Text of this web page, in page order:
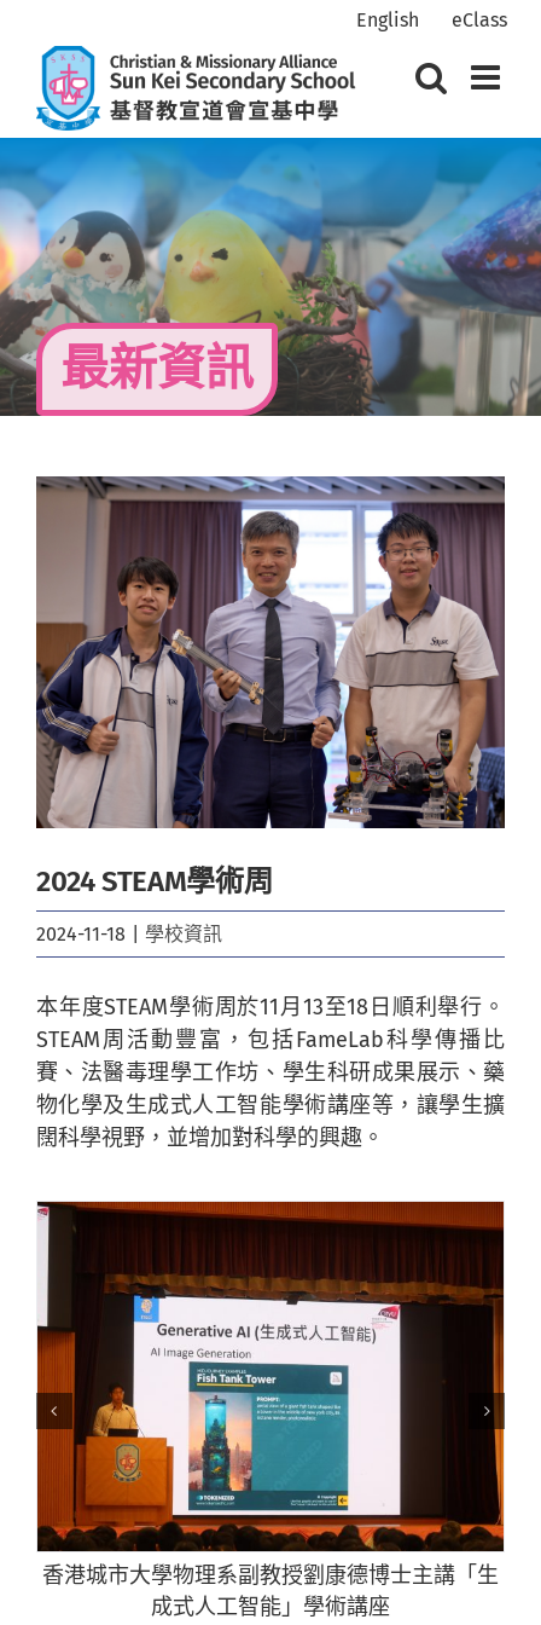
content
English eClass
最新資訊
View
2024 STEAM學術周
2024-11-18 學校資訊
本年度STEAM學術周於11月13至18日順利舉行。
STEAM周活動豐富，包括FameLab科學傳播比
賽、法醫毒理學工作坊、學生科研成果展示、藥
物化學及生成式人工智能學術講座等，讓學生擴
闊科學視野，並增加對科學的興趣。
香港城市大學物理系副教授劉康德博士主講「生
成式人工智能」學術講座